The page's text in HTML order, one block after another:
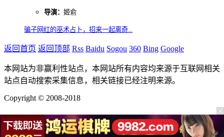
导演： 姬俞
骗子网红的巫术占卜，招来一起离奇...
返回首页 返回顶部 Rss Baidu Sogou 360 Bing Google
本网站为非赢利性站点，本网站所有内容均来源于互联网相关
站点自动搜索采集信息，相关链接已经注明来源。
Copyright © 2008-2018